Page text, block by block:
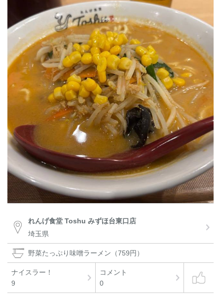
れんげ食堂 Toshu みずほ台東口店
埼玉県
野菜たっぷり味噌ラーメン（759円）
ナイスラー！
9
コメント
0